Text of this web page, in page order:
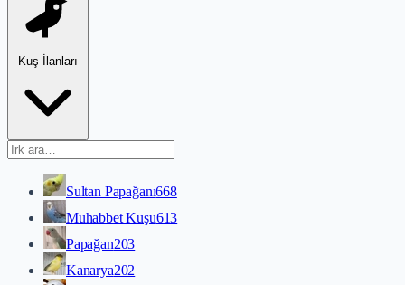
Kuş İlanları
Sultan Papağanı668
Muhabbet Kuşu613
Papağan203
Kanarya202